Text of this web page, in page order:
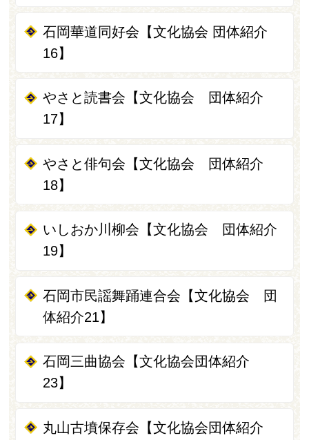
石岡華道同好会【文化協会 団体紹介
16】
やさと読書会【文化協会 団体紹介
17】
やさと俳句会【文化協会 団体紹介
18】
いしおか川柳会【文化協会 団体紹介
19】
石岡市民謡舞踊連合会【文化協会 団
体紹介21】
石岡三曲協会【文化協会団体紹介
23】
丸山古墳保存会【文化協会団体紹介